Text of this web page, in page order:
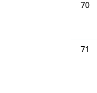
70
71